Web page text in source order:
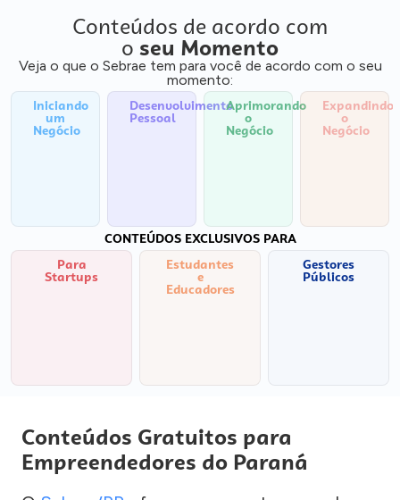
Conteúdos de acordo com
o seu Momento
Veja o que o Sebrae tem para você de acordo com o seu
momento:
Iniciando
um
Negócio
Desenvolvimento
Pessoal
Aprimorando
o
Negócio
Expandindo
o
Negócio
CONTEÚDOS EXCLUSIVOS PARA
Para
Startups
Estudantes
e
Educadores
Gestores
Públicos
Conteúdos Gratuitos para
Empreendedores do Paraná